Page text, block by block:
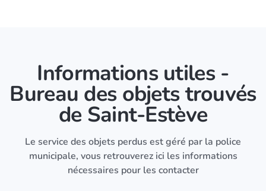
Informations utiles -
Bureau des objets trouvés
de Saint-Estève
Le service des objets perdus est géré par la police
municipale, vous retrouverez ici les informations
nécessaires pour les contacter